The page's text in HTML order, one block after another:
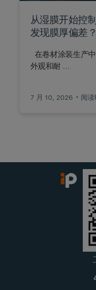
从湿膜开始控
发现膜厚偏差？
在卷材涂装生产
外观和耐 …
7 月 10, 2026 阅